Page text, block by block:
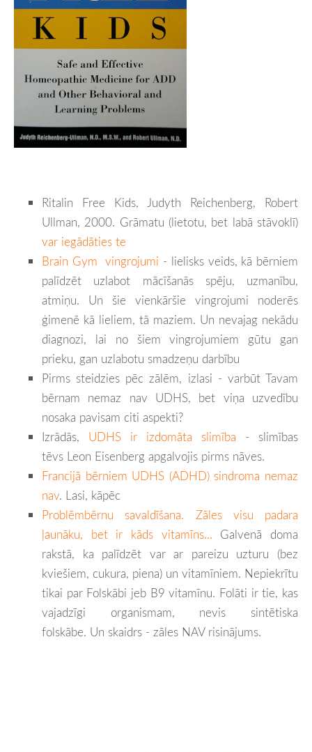
Ritalin Free Kids, Judyth Reichenberg, Robert
Ullman, 2000. Grāmatu (lietotu, bet labā stāvoklī)
var iegādāties te
Brain Gym vingrojumi - lielisks veids, kā bērniem
palīdzēt uzlabot mācīšanās spēju, uzmanību,
atmiņu. Un šie vienkāršie vingrojumi noderēs
ģimenē kā lieliem, tā maziem. Un nevajag nekādu
diagnozi, lai no šiem vingrojumiem gūtu gan
prieku, gan uzlabotu smadzeņu darbību
Pirms steidzies pēc zālēm, izlasi - varbūt Tavam
bērnam nemaz nav UDHS, bet viņa uzvedību
nosaka pavisam citi aspekti?
Izrādās, UDHS ir izdomāta slimība - slimības
tēvs Leon Eisenberg apgalvojis pirms nāves.
Francijā bērniem UDHS (ADHD) sindroma nemaz
nav. Lasi, kāpēc
Problēmbērnu savaldīšana. Zāles visu padara
ļaunāku, bet ir kāds vitamīns... Galvenā doma
rakstā, ka palīdzēt var ar pareizu uzturu (bez
kviešiem, cukura, piena) un vitamīniem. Nepiekrītu
tikai par Folskābi jeb B9 vitamīnu. Folāti ir tie, kas
vajadzīgi organismam, nevis sintētiska
folskābe. Un skaidrs - zāles NAV risinājums.